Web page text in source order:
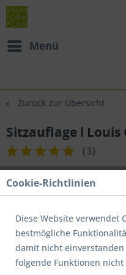
Menü
Zurück zur Übersicht
Sitzauflage l
(3)
Cookie-Richtlinien
Diese Website verwendet
bestmögliche
damit nicht
folgende Funktionen